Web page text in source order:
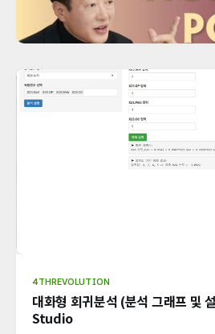
4THREVOLUTION
대화형 회귀분석 (분석 그래프 및
Studio